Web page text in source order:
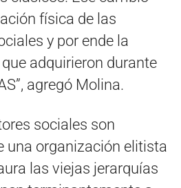
física de las
y por ende la
adquirieron durante
agregó Molina.
sociales son
una organización elitista
las viejas jerarquías